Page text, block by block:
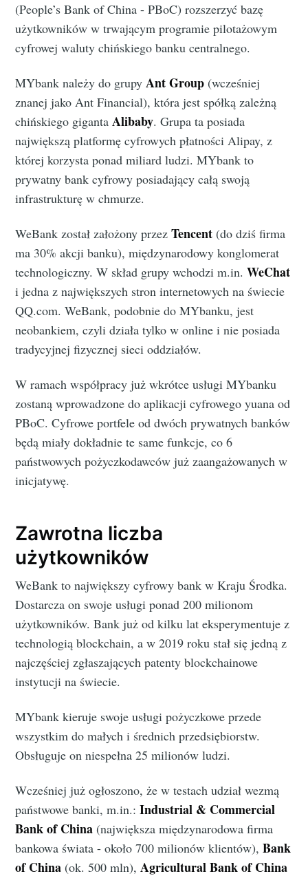
(People’s Bank of China - PBoC) rozszerzyć bazę
użytkowników w trwającym programie pilotażowym
cyfrowej waluty chińskiego banku centralnego.
MYbank należy do grupyAnt Group (wcześniej
znanej jako Ant Financial), która jest spółką zależną
chińskiego gigantaAlibaby. Grupa ta posiada
największą platformę cyfrowych płatności Alipay, z
której korzysta ponad miliard ludzi. MYbank to
prywatny bank cyfrowy posiadający całą swoją
infrastrukturę w chmurze.
WeBank został założony przezTencent (do dziś firma
ma 30% akcji banku), międzynarodowy konglomerat
technologiczny. W skład grupy wchodzi m.in.WeChat
i jedna z największych stron internetowych na świecie
QQ.com. WeBank, podobnie do MYbanku, jest
neobankiem, czyli działa tylko w online i nie posiada
tradycyjnej fizycznej sieci oddziałów.
W ramach współpracy już wkrótce usługi MYbanku
zostaną wprowadzone do aplikacji cyfrowego yuana od
PBoC. Cyfrowe portfele od dwóch prywatnych banków
będą miały dokładnie te same funkcje, co 6
państwowych pożyczkodawców już zaangażowanych w
inicjatywę.
Zawrotna liczba
użytkowników
WeBank to największy cyfrowy bank w Kraju Środka.
Dostarcza on swoje usługi ponad 200 milionom
użytkowników. Bank już od kilku lat eksperymentuje z
technologią blockchain, a w 2019 roku stał się jedną z
najczęściej zgłaszających patenty blockchainowe
instytucji na świecie.
MYbank kieruje swoje usługi pożyczkowe przede
wszystkim do małych i średnich przedsiębiorstw.
Obsługuje on niespełna 25 milionów ludzi.
Wcześniej już ogłoszono, że w testach udział wezmą
państwowe banki, m.in.:Industrial & Commercial
Bank of China (największa międzynarodowa firma
bankowa świata - około 700 milionów klientów),Bank
of China (ok. 500 mln),Agricultural Bank of China